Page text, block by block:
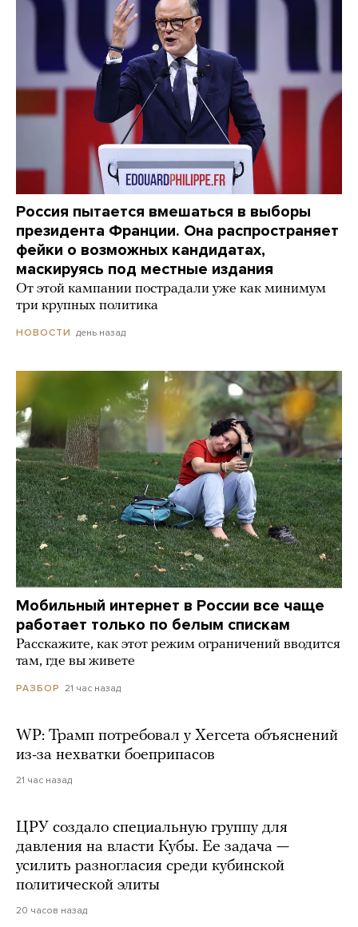
Россия пытается вмешаться в выборы
президента Франции. Она распространяет
фейки о возможных кандидатах,
маскируясь под местные издания
От этой кампании пострадали уже как минимум
три крупных политика
НОВОСТИ день назад
Мобильный интернет в России все чаще
работает только по белым спискам
Расскажите, как этот режим ограничений вводится
там, где вы живете
РАЗБОР 21 час назад
WP: Трамп потребовал у Хегсета объяснений
из-за нехватки боеприпасов
21 час назад
ЦРУ создало специальную группу для
давления на власти Кубы. Ее задача —
усилить разногласия среди кубинской
политической элиты
20 часов назад